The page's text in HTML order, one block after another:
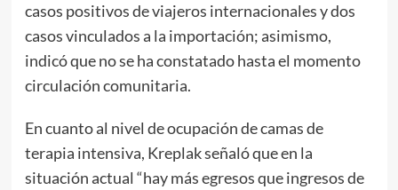
casos positivos de viajeros internacionales y dos
casos vinculados a la importación; asimismo,
indicó que no se ha constatado hasta el momento
circulación comunitaria.
En cuanto al nivel de ocupación de camas de
terapia intensiva, Kreplak señaló que en la
situación actual “hay más egresos que ingresos de